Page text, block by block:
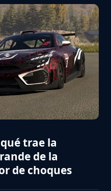
trae la
de la
de choques